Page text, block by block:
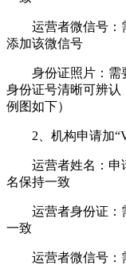
运营者微信号：
添加该微信号
身份证照片：需
身份证号清晰可辨认
例图如下）
2、机构申请加
运营者姓名：申
名保持一致
运营者身份证：
一致
运营者微信号：